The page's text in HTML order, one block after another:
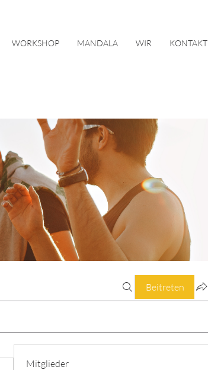
WORKSHOP MANDALA WIR KONTAKT
Beitreten
Mitglieder